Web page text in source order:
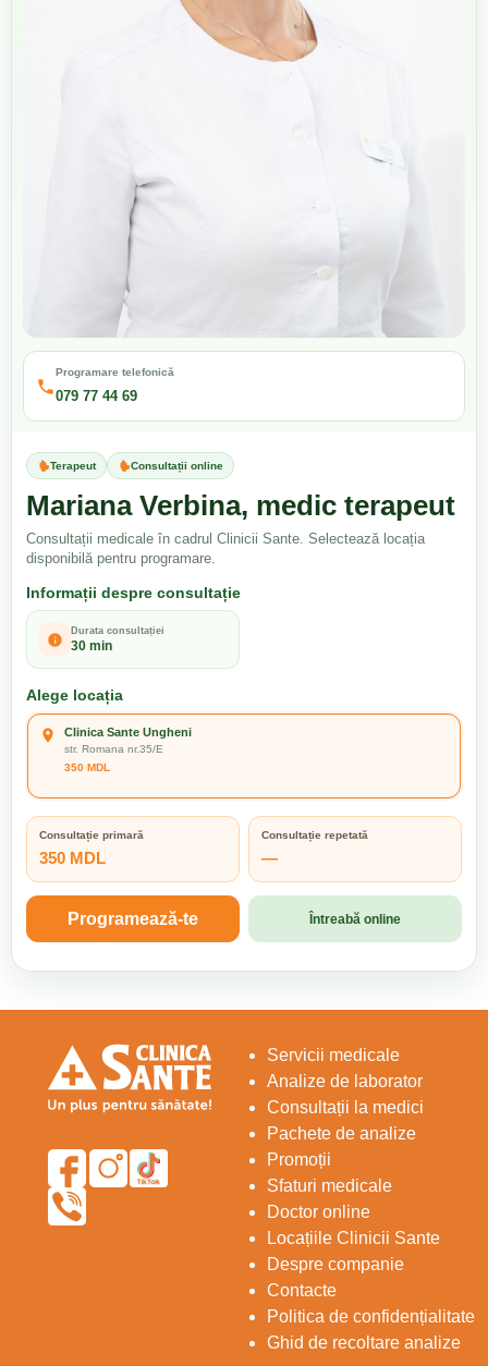
Programare telefonică
079 77 44 69
Terapeut Consultații online
Mariana Verbina, medic terapeut
Consultații medicale în cadrul Clinicii Sante. Selectează locația
disponibilă pentru programare.
Informații despre consultație
Durata consultației
30 min
Alege locația
Clinica Sante Ungheni
str. Romana nr.35/E
350 MDL
Consultație primară
350 MDL
Consultație repetată
—
Programează-te Întreabă online
Servicii medicale
Analize de laborator
Consultații la medici
Pachete de analize
Promoții
Sfaturi medicale
Doctor online
Locațiile Clinicii Sante
Despre companie
Contacte
Politica de confidențialitate
Ghid de recoltare analize